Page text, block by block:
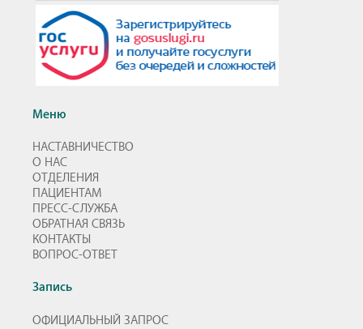
Меню
НАСТАВНИЧЕСТВО
О НАС
ОТДЕЛЕНИЯ
ПАЦИЕНТАМ
ПРЕСС-СЛУЖБА
ОБРАТНАЯ СВЯЗЬ
КОНТАКТЫ
ВОПРОС-ОТВЕТ
Запись
ОФИЦИАЛЬНЫЙ ЗАПРОС